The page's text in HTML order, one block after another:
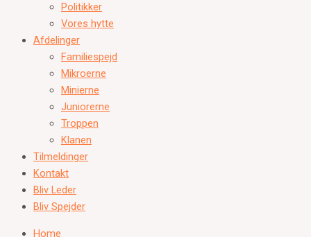
Politikker
Vores hytte
Afdelinger
Familiespejd
Mikroerne
Minierne
Juniorerne
Troppen
Klanen
Tilmeldinger
Kontakt
Bliv Leder
Bliv Spejder
Home